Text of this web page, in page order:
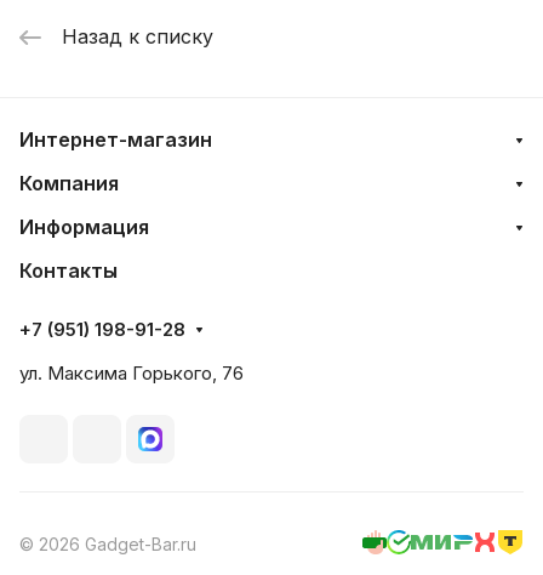
Назад к списку
Интернет-магазин
Компания
Информация
Контакты
+7 (951) 198-91-28
ул. Максима Горького, 76
© 2026 Gadget-Bar.ru